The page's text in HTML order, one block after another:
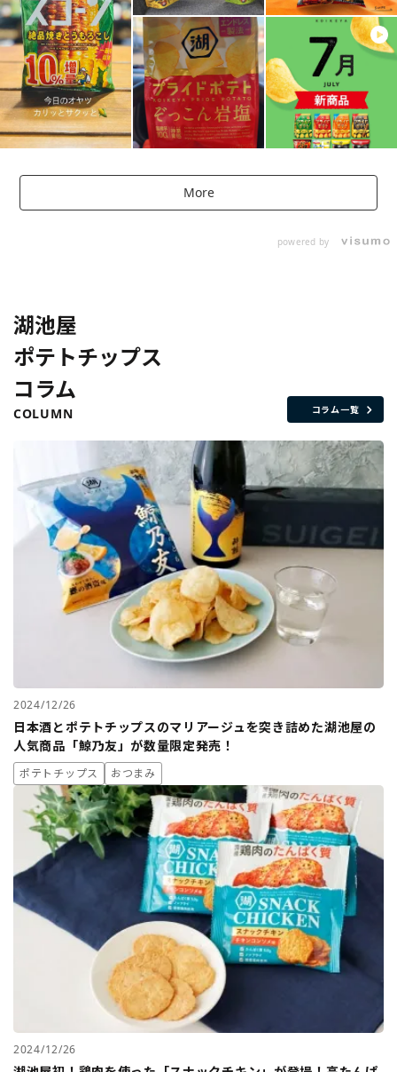
More
powered by
湖池屋
ポテトチップス
コラム
COLUMN コラム一覧
2024/12/26
日本酒とポテトチップスのマリアージュを突き詰めた湖池屋の
人気商品「鯨乃友」が数量限定発売！
ポテトチップス おつまみ
2024/12/26